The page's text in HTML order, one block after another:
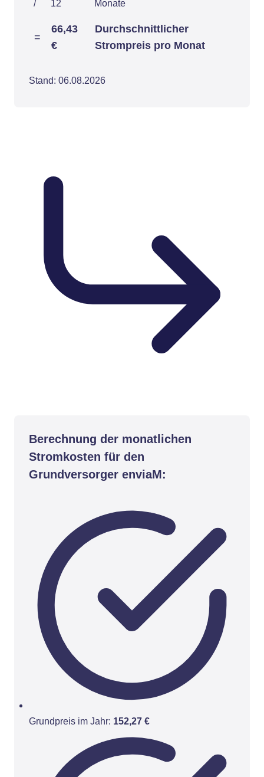
/ 12 Monate
=
66,43
€
Durchschnittlicher
Strompreis pro Monat
Stand: 06.08.2026
Berechnung der monatlichen
Stromkosten für den
Grundversorger enviaM:
Grundpreis im Jahr: 152,27 €